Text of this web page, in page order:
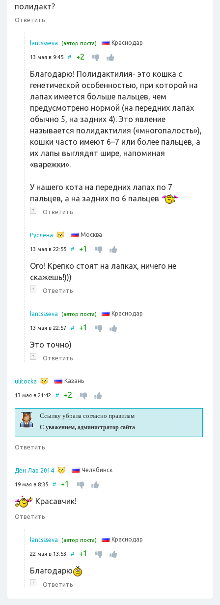
полидакт?
Ответить
lantssseva (автор поста) Краснодар
13 мая в 9:45 # +2
Благодарю! Полидактилия- это кошка с
генетической особенностью, при которой на
лапах имеется больше пальцев, чем
предусмотрено нормой (на передних лапах
обычно 5, на задних 4). Это явление
называется полидактилия («многопалость»),
кошки часто имеют 6–7 или более пальцев, а
их лапы выглядят шире, напоминая
«варежки».
У нашего кота на передних лапах по 7
пальцев, а на задних по 6 пальцев
↑ Ответить
Руслёна Москва
13 мая в 22:55 # +1
Ого! Крепко стоят на лапках, ничего не
скажешь!)))
↑ Ответить
lantssseva (автор поста) Краснодар
13 мая в 22:57 # +1
Это точно)
↑ Ответить
ulitocka Казань
13 мая в 21:42 # +2
Ссылку убрала согласно правилам
С уважением, администратор сайта
Ответить
Ден Лар 2014 Челябинск
19 мая в 8:35 # +1
Красавчик!
Ответить
lantssseva (автор поста) Краснодар
22 мая в 13:53 # +1
Благодарю
↑ Ответить